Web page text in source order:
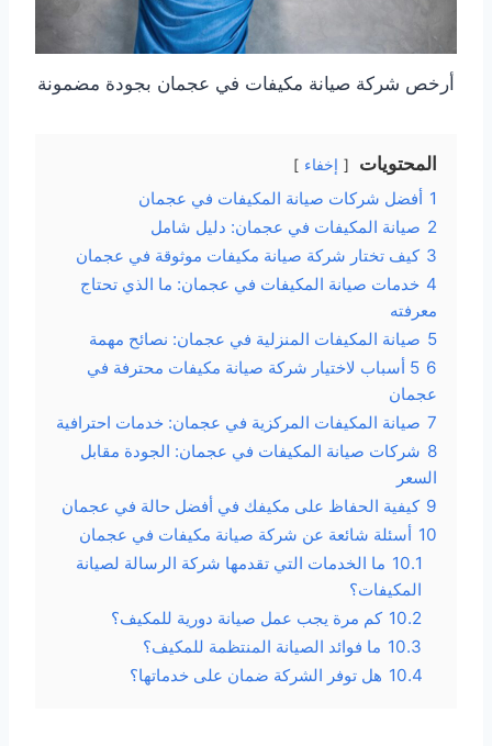
أرخص شركة صيانة مكيفات في عجمان بجودة مضمونة
المحتويات إخفاء
1 أفضل شركات صيانة المكيفات في عجمان
2 صيانة المكيفات في عجمان: دليل شامل
3 كيف تختار شركة صيانة مكيفات موثوقة في عجمان
4 خدمات صيانة المكيفات في عجمان: ما الذي تحتاج
معرفته
5 صيانة المكيفات المنزلية في عجمان: نصائح مهمة
6
5 أسباب لاختيار شركة صيانة مكيفات محترفة في
عجمان
7 صيانة المكيفات المركزية في عجمان: خدمات احترافية
8 شركات صيانة المكيفات في عجمان: الجودة مقابل
السعر
9 كيفية الحفاظ على مكيفك في أفضل حالة في عجمان
10 أسئلة شائعة عن شركة صيانة مكيفات في عجمان
10.1 ما الخدمات التي تقدمها شركة الرسالة لصيانة
المكيفات؟
10.2 كم مرة يجب عمل صيانة دورية للمكيف؟
10.3 ما فوائد الصيانة المنتظمة للمكيف؟
10.4 هل توفر الشركة ضمان على خدماتها؟